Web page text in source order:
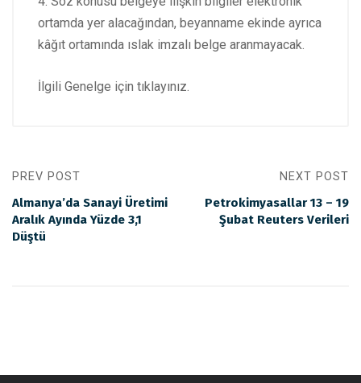
ortamda yer alacağından, beyanname ekinde ayrıca
kâğıt ortamında ıslak imzalı belge aranmayacak.
İlgili Genelge için tıklayınız.
PREV POST
Almanya’da Sanayi Üretimi
Aralık Ayında Yüzde 3,1
Düştü
NEXT POST
Petrokimyasallar 13 – 19
Şubat Reuters Verileri